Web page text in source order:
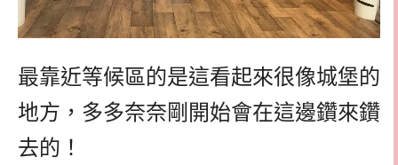
最靠近等候區的是這看起來很像城堡的
地方，多多奈奈剛開始會在這邊鑽來鑽
去的！